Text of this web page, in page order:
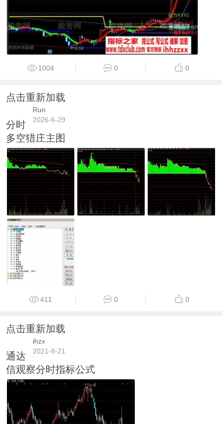
1004 0 0
点击重新加载
Run
2026-6-29
分时
多空猎庄主图
411 0 0
点击重新加载
ihzx
2021-8-21
通达
信观察分时指标公式